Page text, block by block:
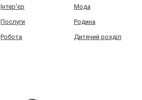
Інтер'єр Мода
Послуги Родина
Робота Дитячий розділ